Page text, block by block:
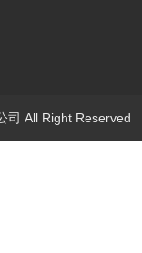
司 All Right